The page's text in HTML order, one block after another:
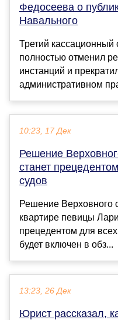
Федосеева о
Навального
Третий
полностью отменил
инстанций и
административном
10:23, 17 Дек
Решение
станет
судов
Решение Верховного
квартире певицы
прецедентом для
будет включен в обз...
13:23, 26 Дек
Юрист рассказал,